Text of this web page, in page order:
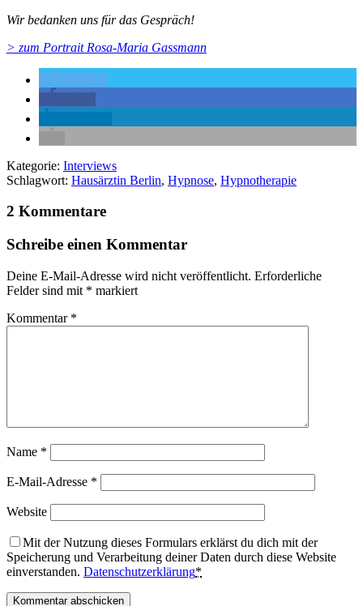
Wir bedanken uns für das Gespräch!
> zum Portrait Rosa-Maria Gassmann
Kategorie: Interviews
Schlagwort: Hausärztin Berlin, Hypnose, Hypnotherapie
2 Kommentare
Schreibe einen Kommentar
Deine E-Mail-Adresse wird nicht veröffentlicht. Erforderliche
Felder sind mit * markiert
Kommentar *
Name *
E-Mail-Adresse *
Website
Mit der Nutzung dieses Formulars erklärst du dich mit der
Speicherung und Verarbeitung deiner Daten durch diese Website
einverstanden. Datenschutzerklärung*